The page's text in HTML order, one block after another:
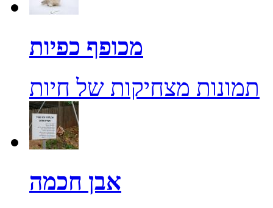
מכופף כפיות
תמונות מצחיקות של חיות
אבן חכמה